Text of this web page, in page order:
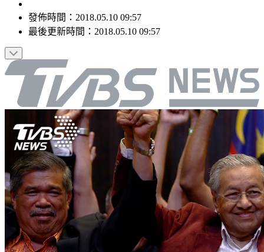
發佈時間： 2018.05.10 09:57
最後更新時間： 2018.05.10 09:57